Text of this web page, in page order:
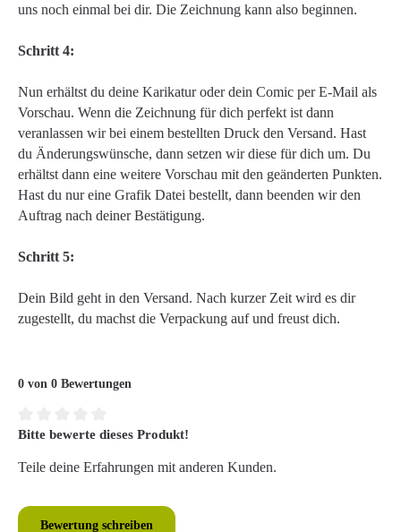
uns noch einmal bei dir. Die Zeichnung kann also beginnen.
Schritt 4:
Nun erhältst du deine Karikatur oder dein Comic per E-Mail als
Vorschau. Wenn die Zeichnung für dich perfekt ist dann
veranlassen wir bei einem bestellten Druck den Versand. Hast
du Änderungswünsche, dann setzen wir diese für dich um. Du
erhältst dann eine weitere Vorschau mit den geänderten Punkten.
Hast du nur eine Grafik Datei bestellt, dann beenden wir den
Auftrag nach deiner Bestätigung.
Schritt 5:
Dein Bild geht in den Versand. Nach kurzer Zeit wird es dir
zugestellt, du machst die Verpackung auf und freust dich.
0 von 0 Bewertungen
Durchschnittliche Bewertung von 0 von 5 Sternen
Bitte bewerte dieses Produkt!
Teile deine Erfahrungen mit anderen Kunden.
Bewertung schreiben